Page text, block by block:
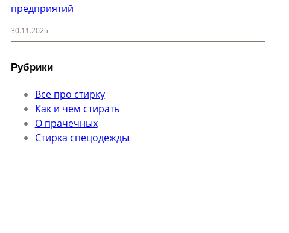
30.11.2025
Рубрики
Все про стирку
Как и чем стирать
О прачечных
Стирка спецодежды